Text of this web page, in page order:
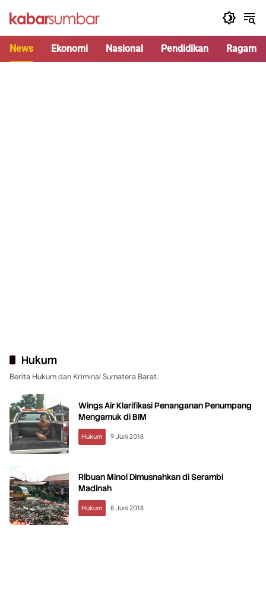
News Ekonomi Nasional Pendidikan Ragam
Hukum
Berita Hukum dan Kriminal Sumatera Barat.
Wings Air Klarifikasi Penanganan Penumpang
Mengamuk di BIM
Hukum 9 Juni 2018
Ribuan Minol Dimusnahkan di Serambi
Madinah
Hukum 8 Juni 2018